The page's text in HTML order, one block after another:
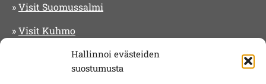
Hallinnoi evästeiden
suostumusta
»Visit Suomussalmi
»Visit Kuhmo